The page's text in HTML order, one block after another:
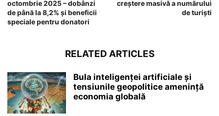
octombrie 2025 – dobânzi
de până la 8,2% și beneficii
speciale pentru donatori
creștere masivă a numărului
de turiști
RELATED ARTICLES
Bula inteligenței artificiale și
tensiunile geopolitice amenință
economia globală